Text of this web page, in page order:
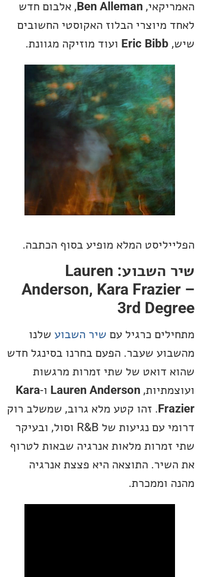
Ben Alleman, אלבום חדש
מיוצרי הבלוז האקוסטי החשובים
Eric Bibbועוד מוזיקה מגוונת.
המלא מופיע בסוף הכתבה.
שיר השבוע: Lauren
Anderson, Kara
3rd
כרגיל עםשיר השבועשלנו
שעבר. הפעם בחרנו בסינגל חדש
דואט של שתי זמרות מרגשות
Lauren Andersonו-Kara
. זהו קטע מלא גרוב, שמשלב רוק
דרומי עם נגיעות של R&B וסול, ובעיקר
מלאות אנרגיה שבאות לטרוף
התוצאה היא פצצת אנרגיה
וממכרת.